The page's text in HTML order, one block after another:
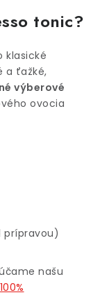
tonic?
klasické
a ťažké,
výberové
ovocia
prípravou)
našu